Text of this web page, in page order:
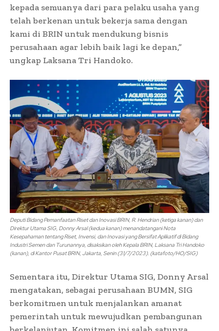
kepada semuanya dari para pelaku usaha yang
telah berkenan untuk bekerja sama dengan
kami di BRIN untuk mendukung bisnis
perusahaan agar lebih baik lagi ke depan,”
ungkap Laksana Tri Handoko.
Deputi Bidang Pemanfaatan Riset dan Inovasi BRIN, R. Hendrian (ketiga kanan) dan
Direktur Utama SIG, Donny Arsal (kedua kanan) menandatangani Nota
Kesepahaman tentang Riset, Invensi, dan Inovasi yang Bersifat Aplikatif di Bidang
Industri Semen dan Turunannya, disaksikan oleh Kepala BRIN, Laksana Tri Handoko
(kanan), di Kantor Pusat BRIN, Jakarta, Senin (31/7/2023). (katafoto/HO/SIG)
Sementara itu, Direktur Utama SIG, Donny Arsal
mengatakan, sebagai perusahaan BUMN, SIG
berkomitmen untuk menjalankan amanat
pemerintah untuk mewujudkan pembangunan